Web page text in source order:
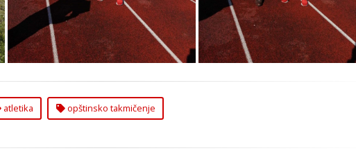
atletika opštinsko takmičenje